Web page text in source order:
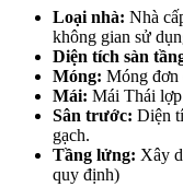
Loại nhà: Nhà
không gian sử
Diện tích sàn
Móng: Móng đơn
Mái: Mái Thái lợp
Sân trước: Diện
gạch.
Tầng lửng: Xây
quy định)